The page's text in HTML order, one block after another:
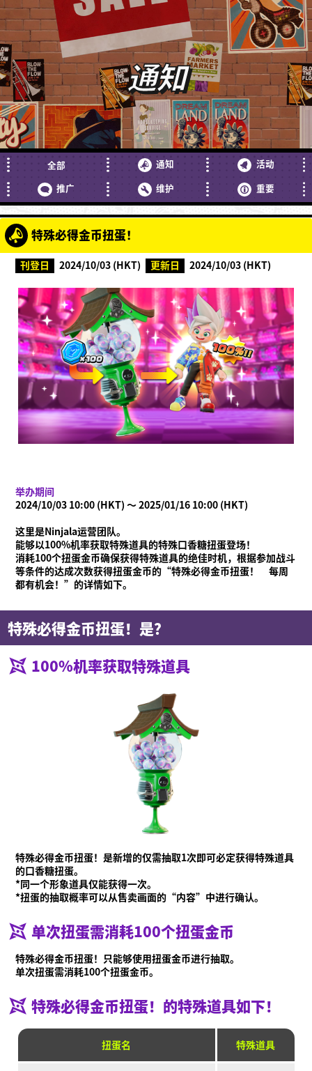
什么是Ninjala？
游玩方法
忍者口香糖
赛季信息
视频
在线说明书
Language
通知
全部 通知
活动
推广
维护 重要
特殊必得金币扭蛋！
刊登日 2024/10/03 (HKT) 更新日 2024/10/03 (HKT)
举办期间
2024/10/03 10:00 (HKT) ～ 2025/01/16 10:00 (HKT)
这里是Ninjala运营团队。
能够以100%机率获取特殊道具的特殊口香糖扭蛋登场！
消耗100个扭蛋金币确保获得特殊道具的绝佳时机，根据参加战斗
等条件的达成次数获得扭蛋金币的“特殊必得金币扭蛋！ 每周
都有机会！”的详情如下。
特殊必得金币扭蛋！是？
100%机率获取特殊道具
特殊必得金币扭蛋！是新增的仅需抽取1次即可必定获得特殊道具
的口香糖扭蛋。
*同一个形象道具仅能获得一次。
*扭蛋的抽取概率可以从售卖画面的“内容”中进行确认。
单次扭蛋需消耗100个扭蛋金币
特殊必得金币扭蛋！只能够使用扭蛋金币进行抽取。
单次扭蛋需消耗100个扭蛋金币。
特殊必得金币扭蛋！的特殊道具如下！
扭蛋名 特殊道具